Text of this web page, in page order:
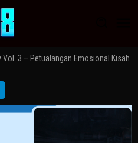
Vol. 3 – Petualangan Emosional Kisah